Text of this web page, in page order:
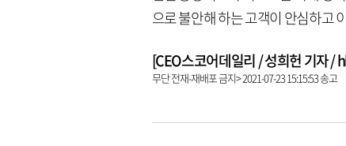
으로 불안해 하는 고객이 안심하고
[CEO스코어데일리 / 성희헌 기자
무단 전재-재배포 금지> 2021-07-23 15:15:53 송고